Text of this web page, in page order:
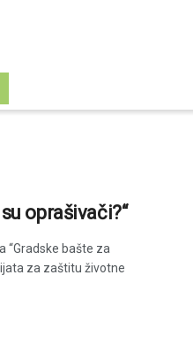
oprašivači?“
“Gradske bašte za
za zaštitu životne